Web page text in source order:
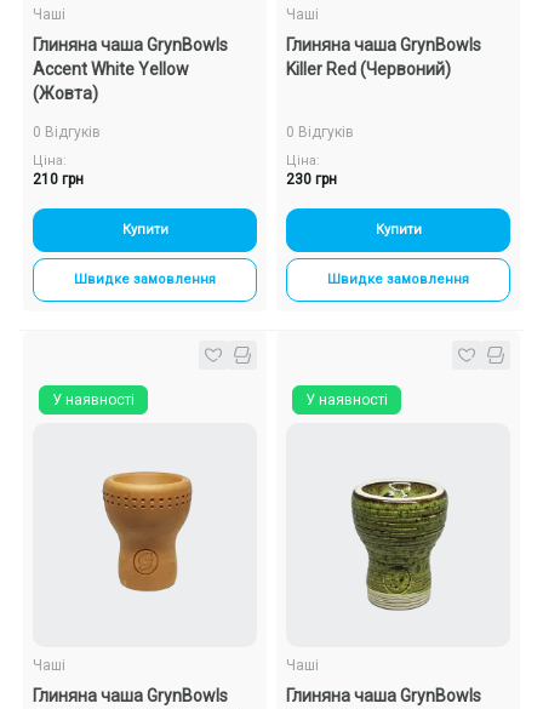
Чаші
Глиняна чаша GrynBowls
Accent White Yellow
(Жовта)
0 Відгуків
Ціна:
210 грн
Купити
Швидке замовлення
Чаші
Глиняна чаша GrynBowls
Killer Red (Червоний)
0 Відгуків
Ціна:
230 грн
Купити
Швидке замовлення
У наявності
Чаші
Глиняна чаша GrynBowls
У наявності
Чаші
Глиняна чаша GrynBowls